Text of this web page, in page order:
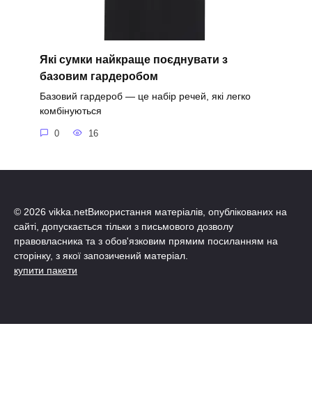
Які сумки найкраще поєднувати з
базовим гардеробом
Базовий гардероб — це набір речей, які легко
комбінуються
0 16
© 2026 vikka.netВикористання матеріалів, опублікованих на
сайті, допускається тільки з письмового дозволу
правовласника та з обов'язковим прямим посиланням на
сторінку, з якої запозичений матеріал.
купити пакети